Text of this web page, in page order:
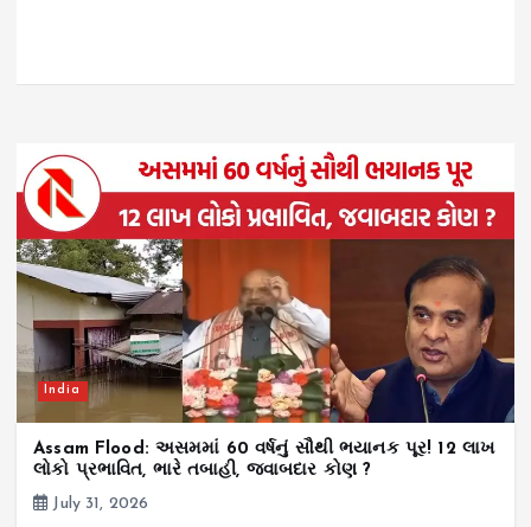
India
Assam Flood: અસમમાં 60 વર્ષનું સૌથી ભયાનક પૂર! 12 લાખ
લોકો પ્રભાવિત, ભારે તબાહી, જવાબદાર કોણ ?
July 31, 2026